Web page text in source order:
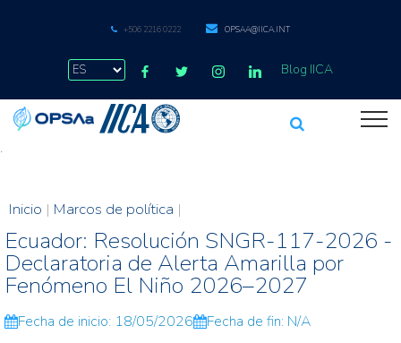
+506 2216 0222 OPSAA@IICA.INT
Blog IICA
.
Inicio | Marcos de política |
Ecuador: Resolución SNGR-117-2026 -
Declaratoria de Alerta Amarilla por
Fenómeno El Niño 2026–2027
Fecha de inicio: 18/05/2026 Fecha de fin: N/A